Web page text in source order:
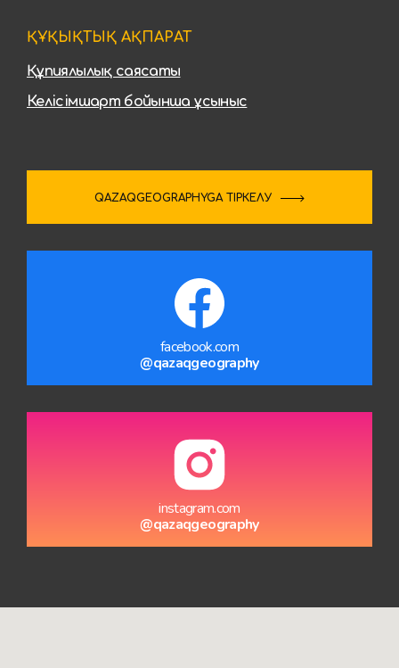
ҚҰҚЫҚТЫҚ АҚПАРАТ
Құпиялылық саясаты
Келісімшарт бойынша ұсыныс
QAZAQGEOGRAPHYGA ТІРКЕЛУ
facebook.com
@qazaqgeography
instagram.com
@qazaqgeography